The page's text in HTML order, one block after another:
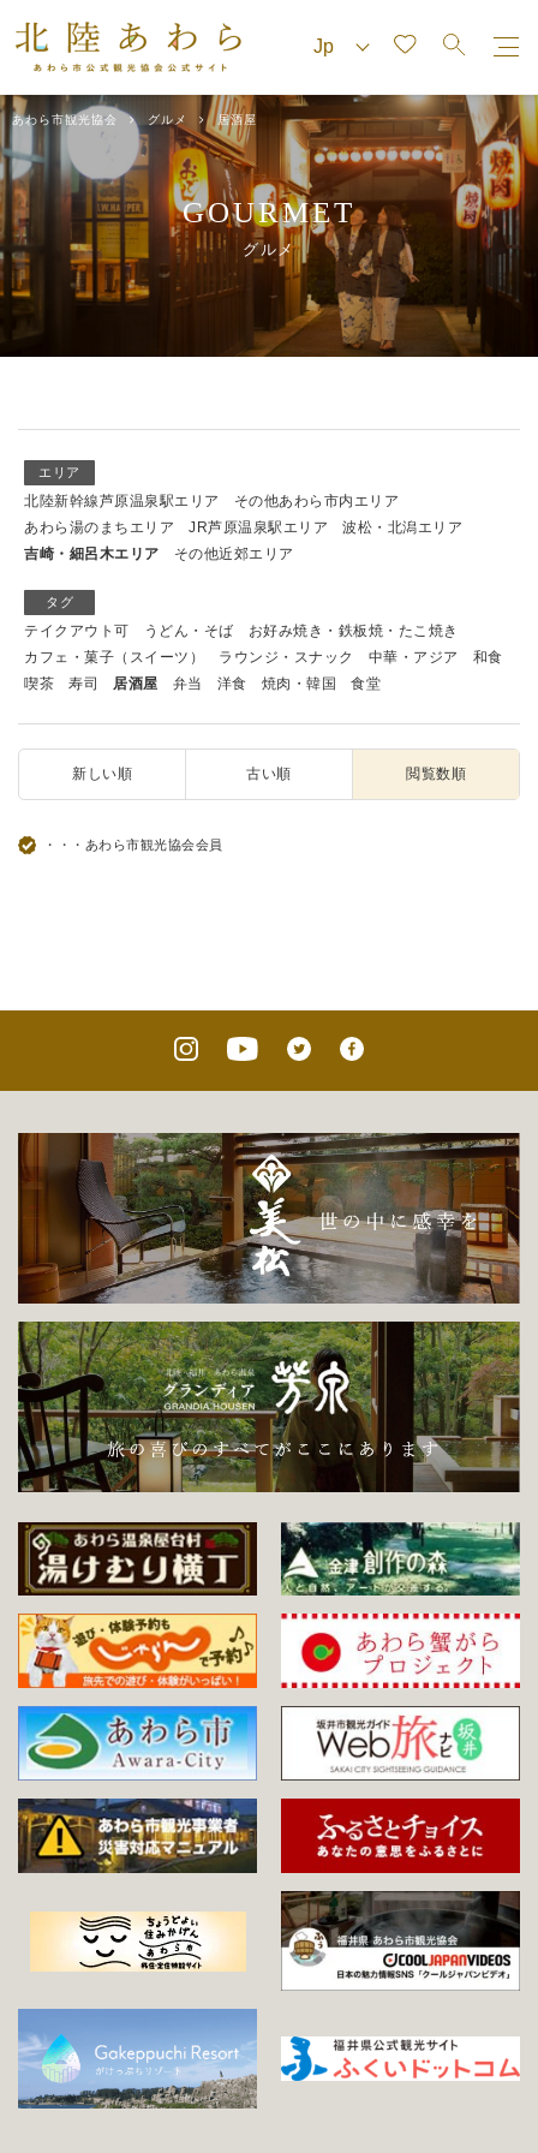
あわら市観光協会 グルメ 居酒屋
GOURMET
グルメ
エリア
北陸新幹線芦原温泉駅エリア
その他あわら市内エリア
あわら湯のまちエリア
JR芦原温泉駅エリア
波松・北潟エリア
吉崎・細呂木エリア
その他近郊エリア
タグ
テイクアウト可 うどん・そば
お好み焼き・鉄板焼・たこ焼き
カフェ・菓子（スイーツ）
ラウンジ・スナック 中華・アジア
和食
喫茶
寿司 居酒屋 弁当 洋食 焼肉・韓国 食堂
新しい順 古い順 閲覧数順
・・・あわら市観光協会会員